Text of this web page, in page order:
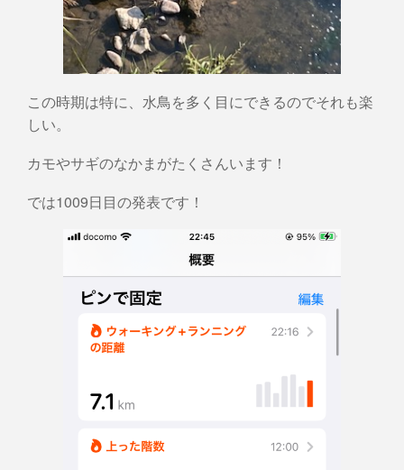
この時期は特に、水鳥を多く目にできるのでそれも楽
しい。
カモやサギのなかまがたくさんいます！
では1009日目の発表です！